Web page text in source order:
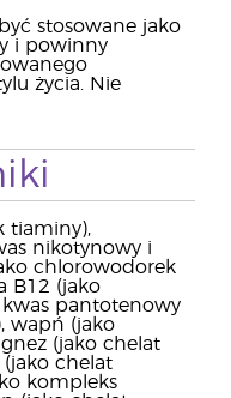
stosowane jako
i powinny
życia. Nie
tiaminy),
nikotynowy i
chlorowodorek
B12 (jako
pantotenowy
wapń (jako
(jako chelat
chelat
kompleks